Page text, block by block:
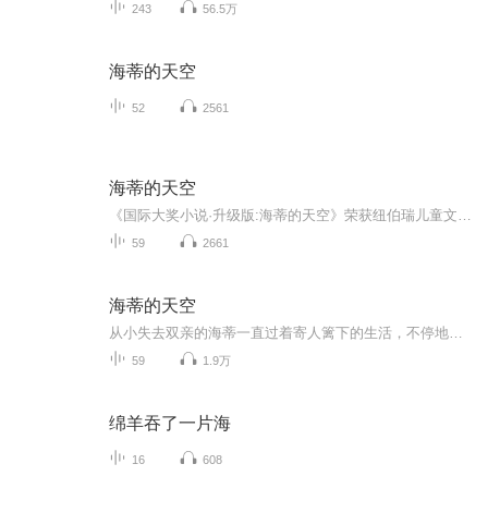
243 56.5万
海蒂的天空
52 2561
海蒂的天空
59 2661
海蒂的天空
59 1.9万
绵羊吞了一片海
16 608